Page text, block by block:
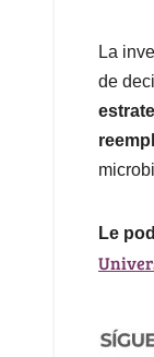
La
de
Le